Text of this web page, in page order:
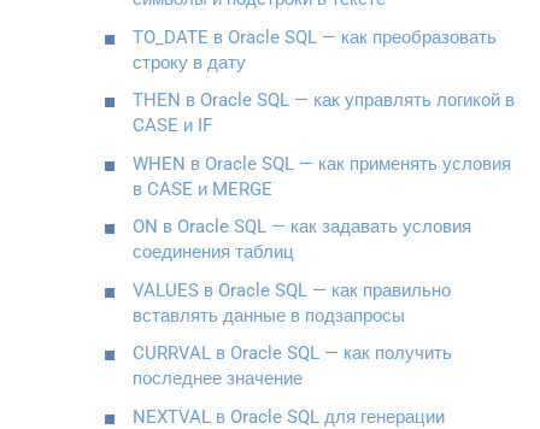
TO_DATE в Oracle SQL — как преобразовать
строку в дату
THEN в Oracle SQL — как управлять логикой в
CASE и IF
WHEN в Oracle SQL — как применять условия
в CASE и MERGE
ON в Oracle SQL — как задавать условия
соединения таблиц
VALUES в Oracle SQL — как правильно
вставлять данные в подзапросы
CURRVAL в Oracle SQL — как получить
последнее значение
NEXTVAL в Oracle SQL для генерации